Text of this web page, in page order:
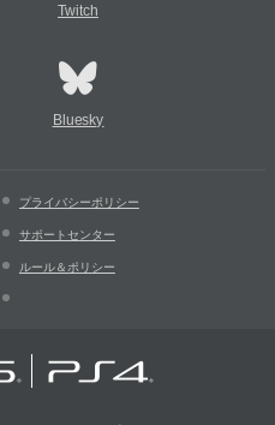
Twitch
Bluesky
プライバシーポリシー
サポートセンター
ルール＆ポリシー